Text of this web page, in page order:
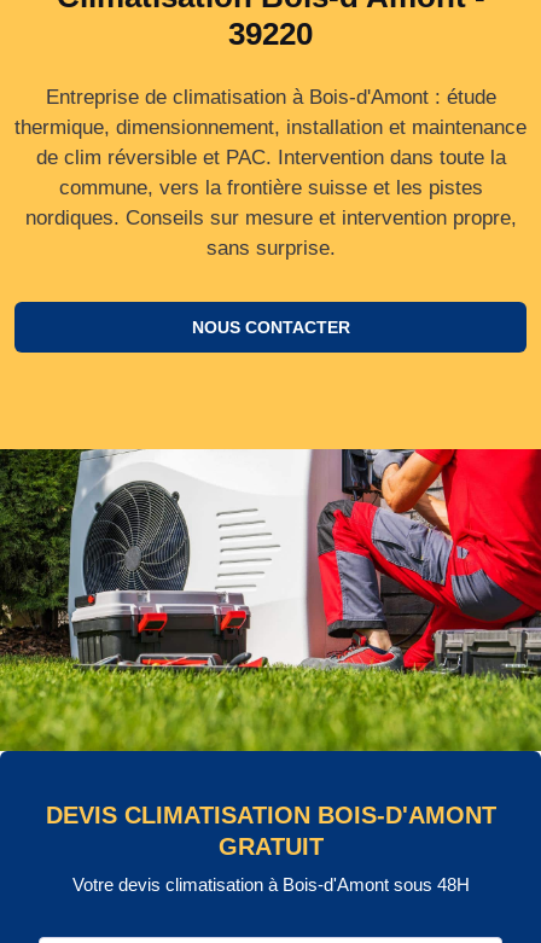
39220
Entreprise de climatisation à Bois-d'Amont : étude
thermique, dimensionnement, installation et maintenance
de clim réversible et PAC. Intervention dans toute la
commune, vers la frontière suisse et les pistes
nordiques. Conseils sur mesure et intervention propre,
sans surprise.
NOUS CONTACTER
DEVIS CLIMATISATION BOIS-D'AMONT
GRATUIT
Votre devis climatisation à Bois-d'Amont sous 48H